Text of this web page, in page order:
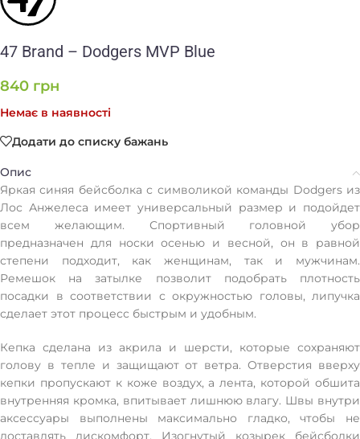
47 Brand – Dodgers MVP Blue
840 грн
Немає в наявності
Додати до списку бажань
Опис
Яркая синяя бейсболка с символикой команды Dodgers из
Лос Анжелеса имеет универсальный размер и подойдет
всем желающим. Спортивный головной убор
предназначен для носки осенью и весной, он в равной
степени подходит, как женщинам, так и мужчинам.
Ремешок на затылке позволит подобрать плотность
посадки в соответствии с окружностью головы, липучка
сделает этот процесс быстрым и удобным.
Кепка сделана из акрила и шерсти, которые сохраняют
голову в тепле и защищают от ветра. Отверстия вверху
кепки пропускают к коже воздух, а лента, которой обшита
внутренняя кромка, впитывает лишнюю влагу. Швы внутри
аксессуары выполнены максимально гладко, чтобы не
доставлять дискомфорт. Изогнутый козырек бейсболки